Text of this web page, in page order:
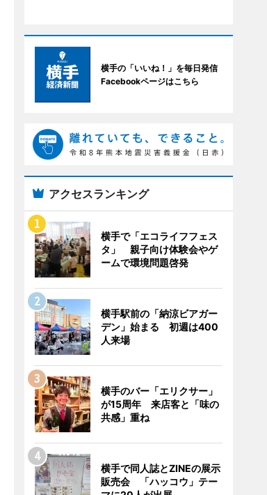
横手の「いいね！」を毎日発信
Facebookページはこちら
アクセスランキング
横手で「エコライフフェス
タ」 親子向け体験会やゲ
ームで環境問題啓発
横手駅前の「納涼ビアガー
デン」始まる 初週は400
人来場
横手のバー「エリクサー」
が15周年 来店客と「味の
共感」重ね
横手で同人誌とZINEの展示
販売会 「ハッコウ」テー